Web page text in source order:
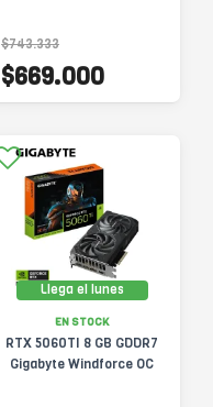
$743.333
$669.000
Llega el lunes
EN STOCK
RTX 5060TI 8 GB GDDR7
Gigabyte Windforce OC